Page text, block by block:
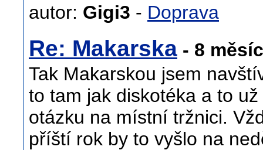
autor: Gigi3 - Doprava
Re: Makarska - 8
Tak Makarskou jsem
to tam jak diskotéka a to
otázku na místní tržnici.
příští rok by to vyšlo na